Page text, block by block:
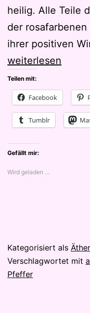
heilig. Alle Teile
der
ihrer positiven
weiterlesen
Teilen mit:
Facebook
Tumblr
Gefällt mir:
Wird geladen …
Veröffentlicht
am
8.
Kategorisiert als
Verschlagwortet mit
Pfeffer